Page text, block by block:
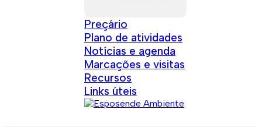
Preçário
Plano de atividades
Notícias e agenda
Marcações e visitas
Recursos
Links úteis